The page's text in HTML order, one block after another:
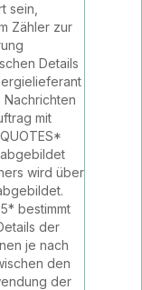
sein,
Zähler zur
Details
mit
wird über
bestimmt
der
je nach
den
der